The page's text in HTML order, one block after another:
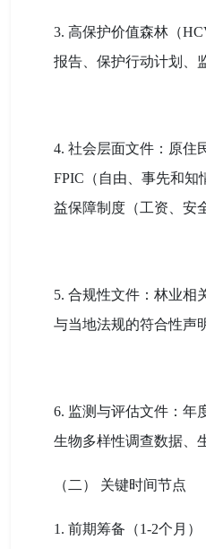
3. 高保护价值森林（
报告、保护行动计划、
4. 社会层面文件：原住
FPIC（自由、事先和知
益保障制度（工资、安
5. 合规性文件：林业相
与当地法规的符合性声
6. 监测与评估文件：年
生物多样性调查数据、
（二） 关键时间节点
1. 前期筹备（1-2个月